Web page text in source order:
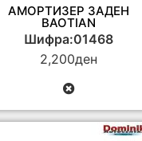
АМОРТИЗЕР ЗАДЕН
BAOTIAN
Шифра:01468
2,200ден